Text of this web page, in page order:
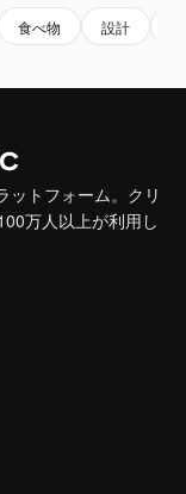
食べ物 設計
ットフォーム。クリ
万人以上が利用し